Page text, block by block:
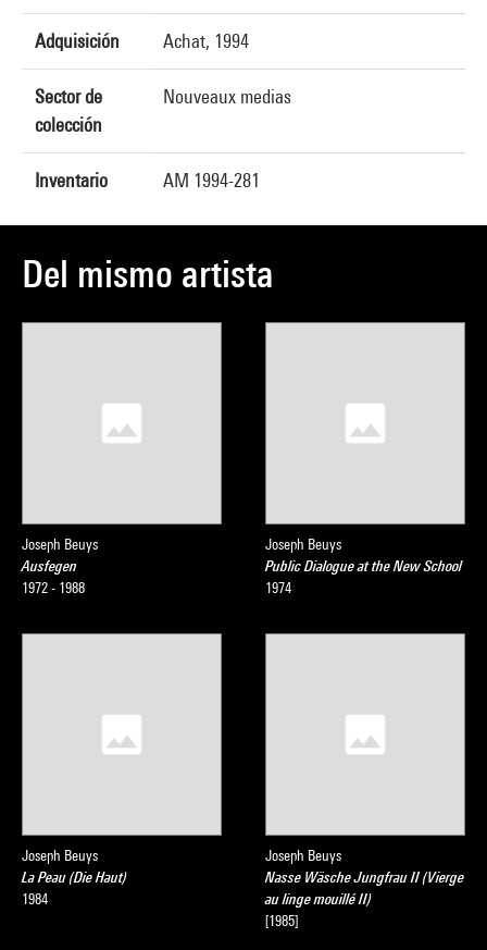
Adquisición Achat, 1994
Sector de
colección
Nouveaux medias
Inventario AM 1994-281
Del mismo artista
Joseph Beuys
Ausfegen
1972 - 1988
Joseph Beuys
Public Dialogue at the New School
1974
Joseph Beuys
La Peau (Die Haut)
1984
Joseph Beuys
Nasse Wäsche Jungfrau II (Vierge
au linge mouillé II)
[1985]